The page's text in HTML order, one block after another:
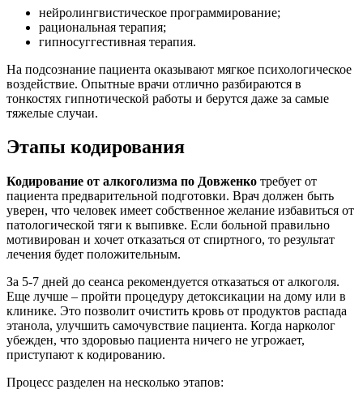
нейролингвистическое программирование;
рациональная терапия;
гипносуггестивная терапия.
На подсознание пациента оказывают мягкое психологическое
воздействие. Опытные врачи отлично разбираются в
тонкостях гипнотической работы и берутся даже за самые
тяжелые случаи.
Этапы кодирования
Кодирование от алкоголизма по Довженко требует от
пациента предварительной подготовки. Врач должен быть
уверен, что человек имеет собственное желание избавиться от
патологической тяги к выпивке. Если больной правильно
мотивирован и хочет отказаться от спиртного, то результат
лечения будет положительным.
За 5-7 дней до сеанса рекомендуется отказаться от алкоголя.
Еще лучше – пройти процедуру детоксикации на дому или в
клинике. Это позволит очистить кровь от продуктов распада
этанола, улучшить самочувствие пациента. Когда нарколог
убежден, что здоровью пациента ничего не угрожает,
приступают к кодированию.
Процесс разделен на несколько этапов: